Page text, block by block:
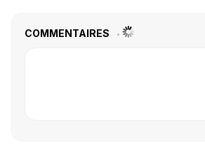
COMMENTAIRES